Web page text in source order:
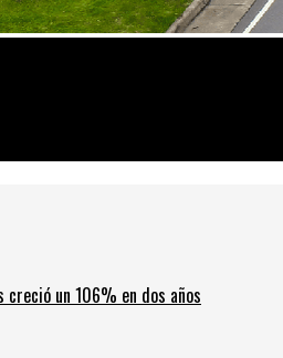
un 106% en dos años